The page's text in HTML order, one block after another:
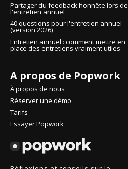
Partager du feedback honnête lors de
l'entretien annuel
40 questions pour l'entretien annuel
(version 2026)
Entretien annuel : comment mettre en
place des entretiens vraiment utiles
A propos de Popwork
À propos de nous
Réserver une démo
Tarifs
Essayer Popwork